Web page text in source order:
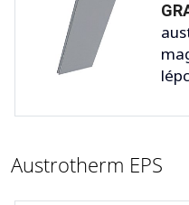
Austrotherm EPS